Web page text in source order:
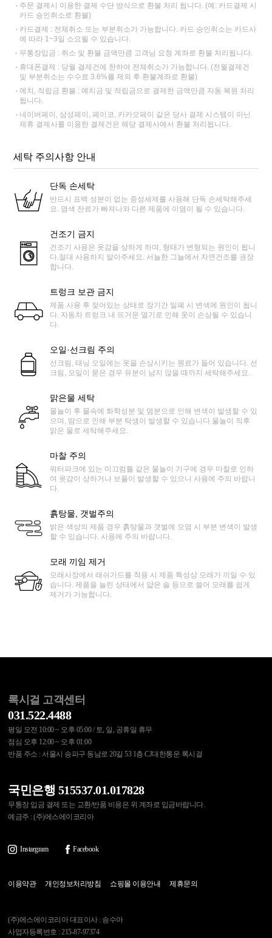
주문 결제시 이용한 결제 수단 방식으로 환불 처리 됩니다. (예: 카드결제 시
카드 승인취소로 환불)
카드결제 : 전체취소 또는 부분취소가 가능합니다. 카드 승인취소는 카드사
에 따라 1~3일 소요될 수 있습니다.
무통장입금 : 취소 및 환불 금액만큼 고객님 요청 계좌로 환불 처리됩니다.
휴대폰결제 : 당월 결제건에 한하여 전체취소가 가능합니다. (전월결제건
및 부분취소는 수수료 3.6%를 제외 후 환불계좌로 환불)
예치, 적립금 환불 : 예치금 및 적립금으로 결제한 금액만큼 자동 복원 처리
됩니다.
네이버페이, 삼성페이, 페이코, 카카오페이 같은 당사 결제 시스템이 아닌
제휴 결제사를 이용한 결제건은 해당 결제사에서 환불 처리됩니다.
세탁 주의사항 안내
단독 손세탁
반드시 표백 성분이 없는 중성세제를 사용해 단독 손세탁해주세
요. 염색 잔료가 빠져나와 다른 제품에 이염이 될 수 있습니다.
건조기 금지
건조기 사용은 옷감을 상하게 하며, 형태가 변형되는 원인이 됩니
다.절대 사용하지 말아주세요. 서늘한 그늘에서 자연건조를 권장
합니다.
트렁크 보관 금지
제품 사용 후 젖어있는 상태로 장기간 밀폐 시 변색에 원인이 됩니
다. 자동차 트렁크 내 뜨거운 열기로 인해 옷이 손상될 수 있습니
다.
오일·선크림 주의
선크림, 태닝 오일에는 옷을 손상시키는 원료가 들어 있습니다. 선
크림, 오일이 묻은 경우 유분이 남지 않을 때까지 세탁해주세요.
맑은물 세탁
물놀이 후 물속에 화학성분 및 염분으로 인해 변색이 발생할 수 있
으며, 땀으로 인해 부분 탁생이 발생할 수 있습니다.물놀이 직후
맑은 물로 세탁해주세요.
마찰 주의
워터파크에 있는 미끄럼틀 같은 물놀이 기구에 경우 마찰로 인하
여 옷감이 상하거나 보풀이 발생할 수 있으니 사용에 주의 바랍니
다.
흙탕물, 갯벌주의
밝은 색상의 제품 경우 흙탕물과 갯벌에 오염 시 부분 변색이 발생
할 수 있습니다. 사용에 주의 바랍니다.
모래 끼임 제거
모래사장에서 래쉬가드를 착용 시 제품 특성상 모래가 끼일 수 있
습니다. 제품을 늘린 상태에서 얇은 솔 등으로 쓸어 모래를 쉽게
제거가 가능합니다.
록시걸 고객센터
031.522.4488
평일 오전 10:00 ~ 오후 05:00 / 토, 일, 공휴일 휴무
점심 오후 12:00 ~ 오후 01:00
반품 주소 : 서울시 송파구 동남로 20길 53 1층 CJ대한통운 록시걸
국민은행 515537.01.017828
무통장 입금 결제 또는 교환/반품 비용은 위 계좌로 입금바랍니다.
예금주 : (주)에스에이코리아
Instargram Facebook
이용약관 개인정보처리방침 쇼핑몰 이용안내 제휴문의
(주)에스에이코리아 대표이사 : 송수아
사업자등록번호 : 215-87-97374